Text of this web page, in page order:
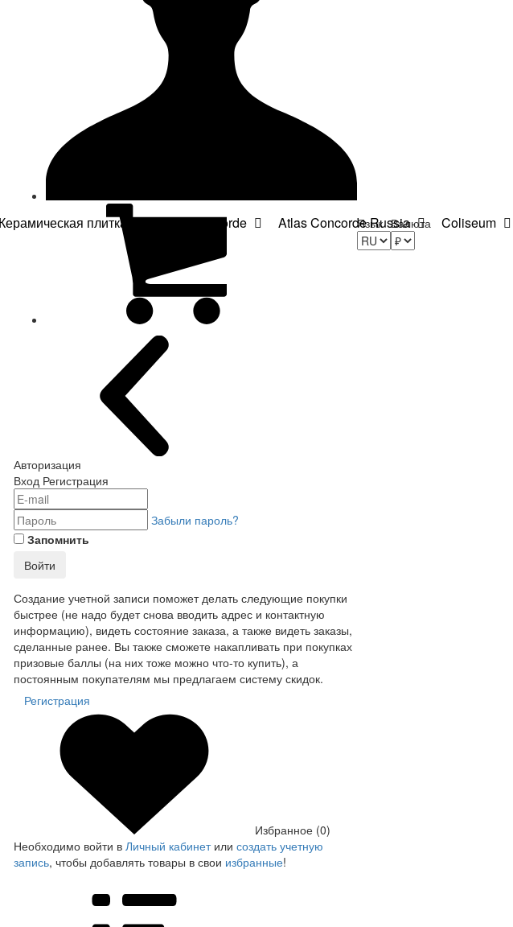
Керамическая плитка Atlas Concorde Atlas Concorde Russia Coliseum
Авторизация
Вход Регистрация
Забыли пароль?
Запомнить
Войти
Создание учетной записи поможет делать следующие покупки
быстрее (не надо будет снова вводить адрес и контактную
информацию), видеть состояние заказа, а также видеть заказы,
сделанные ранее. Вы также сможете накапливать при покупках
призовые баллы (на них тоже можно что-то купить), а
постоянным покупателям мы предлагаем систему скидок.
Регистрация
Избранное (0)
Необходимо войти в Личный кабинетили создать учетную
запись, чтобы добавлять товары в свои избранные!
Язык Валюта